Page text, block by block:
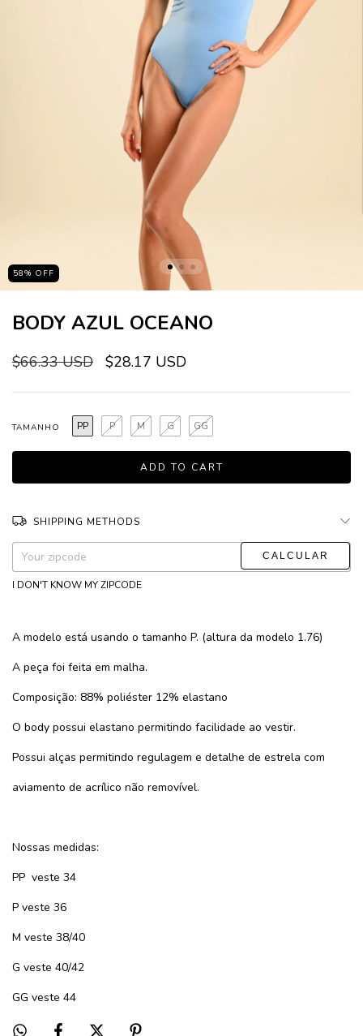
58% OFF
BODY AZUL OCEANO
$66.33 USD $28.17 USD
TAMANHO GG
G
M
P
PP
SHIPPING METHODS
Shipping for zipcode:
CHANGE ZIPCODE
I DON'T KNOW MY ZIPCODE
A modelo está usando o tamanho P. (altura da modelo 1.76)
A peça foi feita em malha.
Composição: 88% poliéster 12% elastano
O body possui elastano permitindo facilidade ao vestir.
Possui alças permitindo regulagem e detalhe de estrela com
aviamento de acrílico não removível.
Nossas medidas:
PP veste 34
P veste 36
M veste 38/40
G veste 40/42
GG veste 44